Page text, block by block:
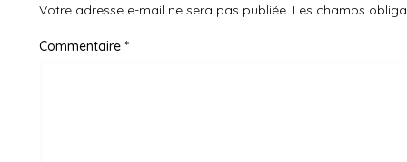
Votre adresse e-mail ne sera pas publiée. Les champs
Commentaire*